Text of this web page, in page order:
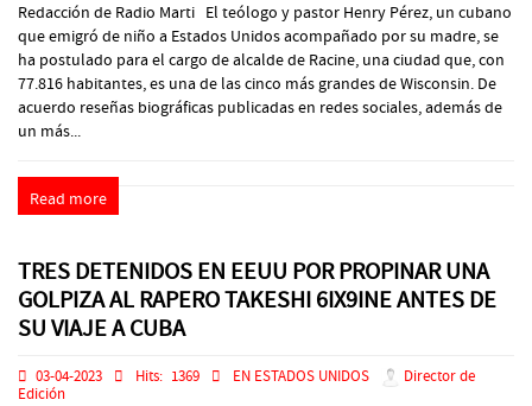
Redacción de Radio Marti El teólogo y pastor Henry Pérez, un cubano
que emigró de niño a Estados Unidos acompañado por su madre, se
ha postulado para el cargo de alcalde de Racine, una ciudad que, con
77.816 habitantes, es una de las cinco más grandes de Wisconsin. De
acuerdo reseñas biográficas publicadas en redes sociales, además de
un más...
Read more
TRES DETENIDOS EN EEUU POR PROPINAR UNA
GOLPIZA AL RAPERO TAKESHI 6IX9INE ANTES DE
SU VIAJE A CUBA
03-04-2023 Hits: 1369 EN ESTADOS UNIDOS
Director de
Edición